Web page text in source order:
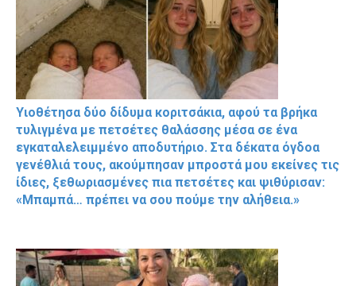
Υιοθέτησα δύο δίδυμα κοριτσάκια, αφού τα βρήκα
τυλιγμένα με πετσέτες θαλάσσης μέσα σε ένα
εγκαταλελειμμένο αποδυτήριο. Στα δέκατα όγδοα
γενέθλιά τους, ακούμπησαν μπροστά μου εκείνες τις
ίδιες, ξεθωριασμένες πια πετσέτες και ψιθύρισαν:
«Μπαμπά… πρέπει να σου πούμε την αλήθεια.»